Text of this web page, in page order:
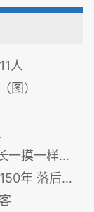
人
图）
!世界太神奇
后美国108年